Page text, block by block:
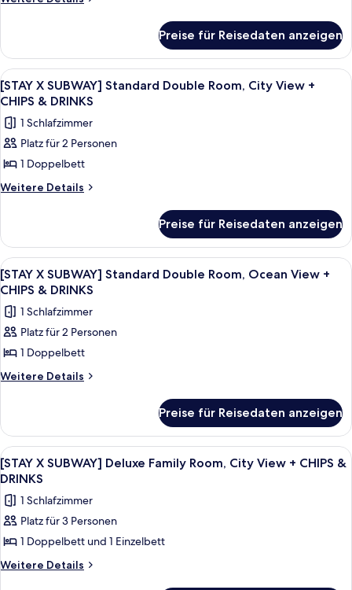
DRINKS
Ocean
View
+
CHIPS
&
DRINKS
anzeigen
X
SUBWAY]
Standard
Twin
Ocean
View
CHIPS
&
DRINKS
Preise für Reisedaten anzeigen
Alle
Fotos
für
[STAY
X
SUBWAY]
Standard
City
View
+
CHIPS
&
DRINKS
anzeigen
Ein moderner Glasturm mit dem
7
[STAY X SUBWAY] Standard Double Room, City View +
CHIPS & DRINKS
1 Schlafzimmer
Platz für 2 Personen
1 Doppelbett
Weitere Details
Weitere
X
SUBWAY]
Standard
Double
City
View
CHIPS
&
DRINKS
Preise für Reisedaten anzeigen
Alle
Fotos
für
[STAY
X
SUBWAY]
Standard
Ocean
View
+
CHIPS
&
DRINKS
anzeigen
Ein modernes Wohnzimmer mit
9
[STAY X SUBWAY] Standard Double Room, Ocean View +
CHIPS & DRINKS
1 Schlafzimmer
Platz für 2 Personen
1 Doppelbett
Weitere Details
Weitere
X
SUBWAY]
Standard
Double
Ocean
View
CHIPS
&
DRINKS
Preise für Reisedaten anzeigen
Alle
Fotos
für
[STAY
X
SUBWAY]
Deluxe
Ein Hotelzimmer mit zwei Betten,
5
[STAY X SUBWAY] Deluxe Family Room, City View + CHIPS &
DRINKS
1 Schlafzimmer
Platz für 3 Personen
1 Doppelbett und 1 Einzelbett
Weitere Details
Weitere